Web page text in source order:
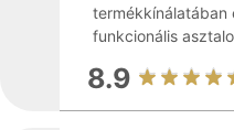
termékkínálatában
funkcionális
8.9